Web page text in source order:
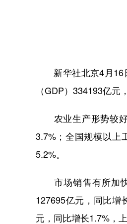
新华社北京4月16日
（GDP）334193亿元
农业生产形势较好
3.7%；全国规模以上
5.2%。
市场销售有所加快
127695亿元，同比增
元，同比增长1.7%，